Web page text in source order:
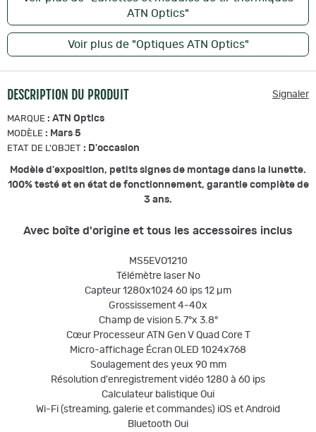
ATN Optics"
Voir plus de "Optiques ATN Optics"
DESCRIPTION DU PRODUIT Signaler
MARQUE : ATN Optics
MODÈLE : Mars 5
ETAT DE L'OBJET : D'occasion
Modèle d'exposition, petits signes de montage dans la lunette.
100% testé et en état de fonctionnement, garantie complète de
3 ans.
Avec boîte d'origine et tous les accessoires inclus
MS5EVO1210
Télémètre laser No
Capteur 1280x1024 60 ips 12 µm
Grossissement 4-40x
Champ de vision 5.7°x 3.8°
Cœur Processeur ATN Gen V Quad Core T
Micro-affichage Écran OLED 1024x768
Soulagement des yeux 90 mm
Résolution d'enregistrement vidéo 1280 à 60 ips
Calculateur balistique Oui
Wi-Fi (streaming, galerie et commandes) iOS et Android
Bluetooth Oui